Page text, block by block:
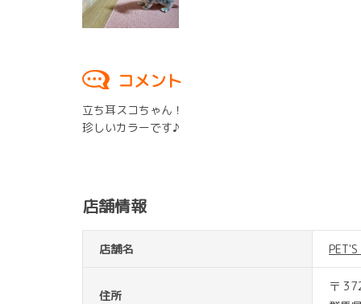
コメント
立ち耳スコちゃん！
珍しいカラーです♪
店舗情報
店舗名
住所
〒